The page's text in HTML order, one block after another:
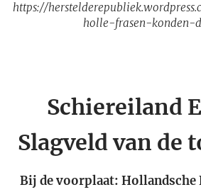
https://
holle-frasen-konden-
Schiereiland
Slagveld van de
Bij de voorplaat: